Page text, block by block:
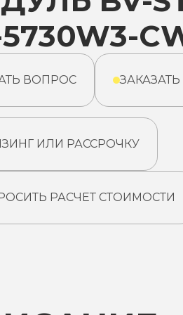
ВОПРОС ЗАКАЗАТЬ
ИЛИ РАССРОЧКУ
РАСЧЕТ СТОИМОСТИ